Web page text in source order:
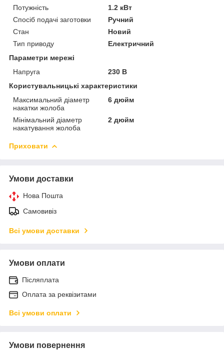
Потужність
1.2 кВт
Спосіб подачі заготовки
Ручний
Стан
Новий
Тип приводу
Електричний
Параметри мережі
Напруга
230 В
Користувальницькі характеристики
Максимальний діаметр
накатки жолоба
6 дюйм
Мінімальний діаметр
накатування жолоба
2 дюйм
Приховати
Умови доставки
Нова Пошта
Самовивіз
Всі умови доставки
Умови оплати
Післяплата
Оплата за реквізитами
Всі умови оплати
Умови повернення